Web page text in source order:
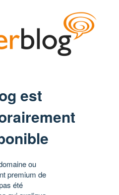
est
ou
premium de
été